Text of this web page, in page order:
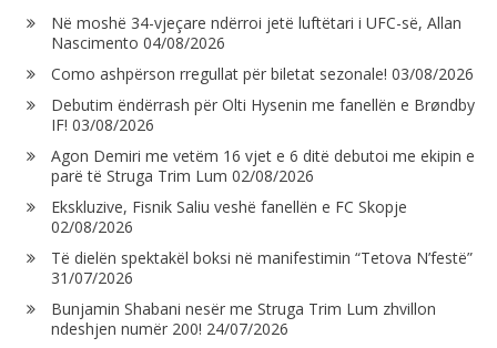
Në moshë 34-vjeçare ndërroi jetë luftëtari i UFC-së, Allan
Nascimento 04/08/2026
Como ashpërson rregullat për biletat sezonale! 03/08/2026
Debutim ëndërrash për Olti Hysenin me fanellën e Brøndby
IF! 03/08/2026
Agon Demiri me vetëm 16 vjet e 6 ditë debutoi me ekipin e
parë të Struga Trim Lum 02/08/2026
Ekskluzive, Fisnik Saliu veshë fanellën e FC Skopje
02/08/2026
Të dielën spektakël boksi në manifestimin “Tetova N’festë”
31/07/2026
Bunjamin Shabani nesër me Struga Trim Lum zhvillon
ndeshjen numër 200! 24/07/2026